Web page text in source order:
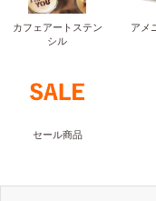
カフェアートステン
シル
アメ
セール商品